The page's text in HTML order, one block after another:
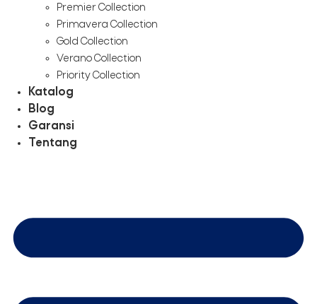
Premier Collection
Primavera Collection
Gold Collection
Verano Collection
Priority Collection
Katalog
Blog
Garansi
Tentang